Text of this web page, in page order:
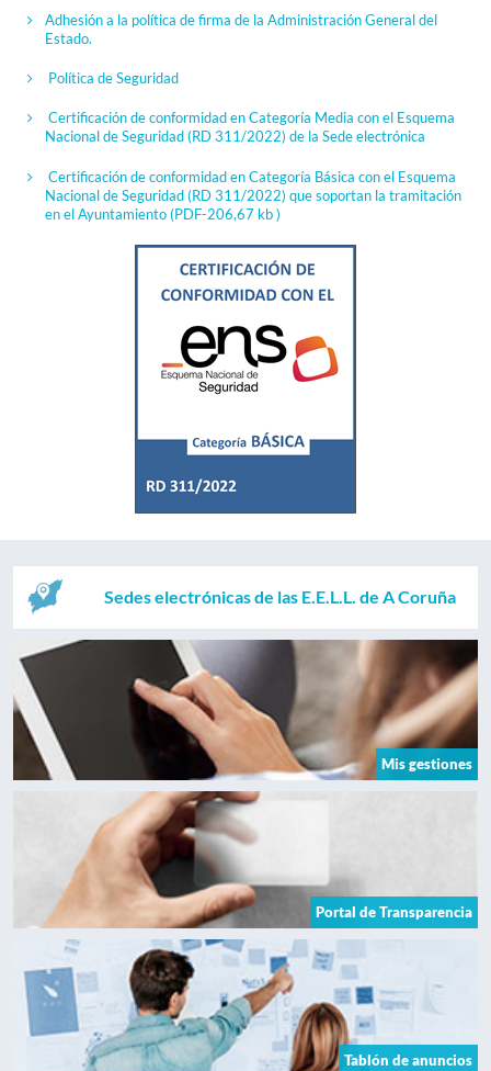
Adhesión a la política de firma de la Administración General del
Estado.
Política de Seguridad
Certificación de conformidad en Categoría Media con el Esquema
Nacional de Seguridad (RD 311/2022) de la Sede electrónica
Certificación de conformidad en Categoría Básica con el Esquema
Nacional de Seguridad (RD 311/2022) que soportan la tramitación
en el Ayuntamiento(PDF-206,67 kb )
Sedes electrónicas de las E.E.L.L. de A Coruña
Mis gestiones
Portal de Transparencia
Tablón de anuncios